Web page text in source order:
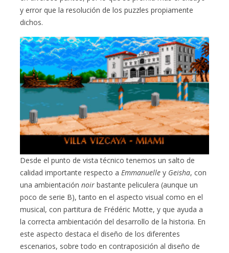
y error que la resolución de los puzzles propiamente
dichos.
Desde el punto de vista técnico tenemos un salto de
calidad importante respecto aEmmanuelley Geisha, con
una ambientaciónnoir bastante peliculera (aunque un
poco de serie B), tanto en el aspecto visual como en el
musical, con partitura de Frédéric Motte, y que ayuda a
la correcta ambientación del desarrollo de la historia. En
este aspecto destaca el diseño de los diferentes
escenarios, sobre todo en contraposición al diseño de